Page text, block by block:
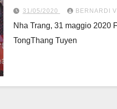
Tappa a Tong
Quan Doi)
31/05/2020 BERNARDI
Nha Trang, 31 maggio 2020
TongThang Tuyen